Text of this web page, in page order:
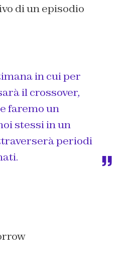
di un episodio
in cui per
il crossover,
faremo un
stessi in un
periodi